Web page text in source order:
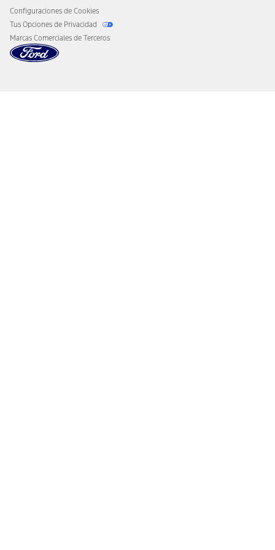
Configuraciones de Cookies
Tus Opciones de Privacidad
Marcas Comerciales de Terceros